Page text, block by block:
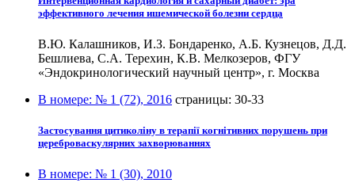
эффективного лечения ишемической болезни сердца
В.Ю. Калашников, И.З. Бондаренко, А.Б. Кузнецов, Д.Д.
Бешлиева, С.А. Терехин, К.В. Мелкозеров, ФГУ
«Эндокринологический научный центр», г. Москва
В номере: № 1 (72), 2016 страницы: 30-33
Застосування цитиколіну в терапії когнітивних порушень при
цереброваскулярних захворюваннях
В номере: № 1 (30), 2010